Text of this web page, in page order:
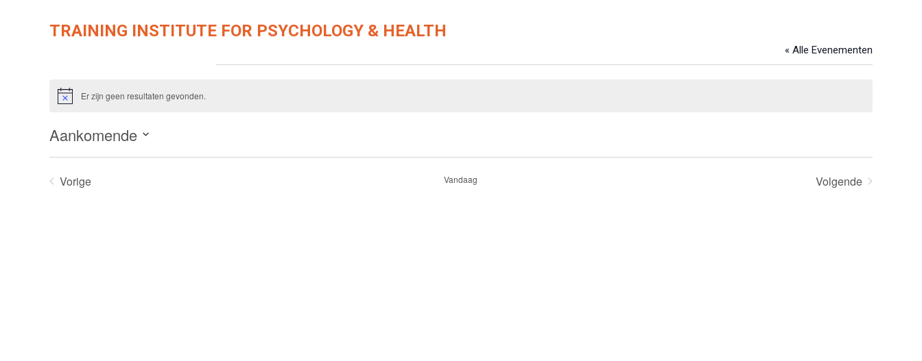
TRAINING INSTITUTE FOR PSYCHOLOGY & HEALTH
« Alle Evenementen
BerichtEr zijn geen resultaten gevonden.
Aankomende
datum.
Vorige
Vandaag
Volgende